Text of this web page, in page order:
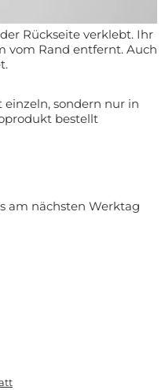
Rückseite verklebt. Ihr
vom Rand entfernt. Auch
einzeln, sondern nur in
bestellt
am nächsten Werktag